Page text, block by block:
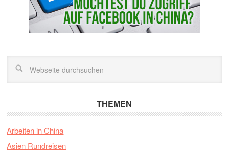
THEMEN
Arbeiten in China
Asien Rundreisen